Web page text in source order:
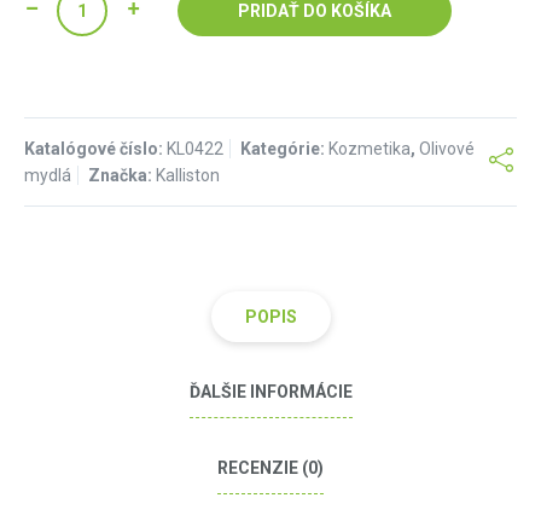
PRIDAŤ DO KOŠÍKA
Katalógové číslo: KL0422 Kategórie: Kozmetika, Olivové
mydlá
Značka: Kalliston
POPIS
ĎALŠIE INFORMÁCIE
RECENZIE (0)